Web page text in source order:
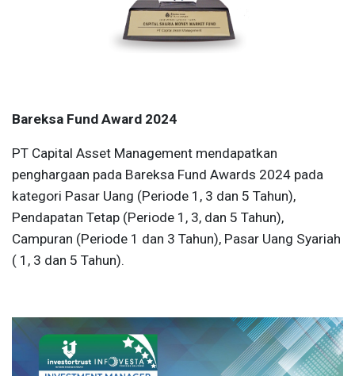
Bareksa Fund Award 2024
PT Capital Asset Management mendapatkan
penghargaan pada Bareksa Fund Awards 2024 pada
kategori Pasar Uang (Periode 1, 3 dan 5 Tahun),
Pendapatan Tetap (Periode 1, 3, dan 5 Tahun),
Campuran (Periode 1 dan 3 Tahun), Pasar Uang Syariah
( 1, 3 dan 5 Tahun).